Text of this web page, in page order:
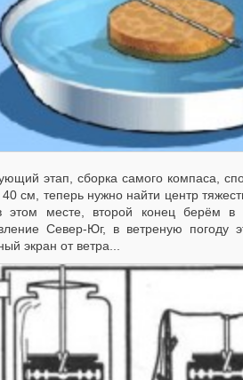
этап, сборка самого компаса,
см, теперь нужно найти центр
этом месте, второй конец берём в
Север-Юг, в ветреную погоду
экран от ветра...